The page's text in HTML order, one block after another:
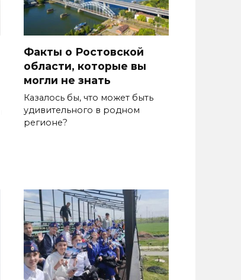
Факты о Ростовской
области, которые вы
могли не знать
Казалось бы, что может быть
удивительного в родном
регионе?